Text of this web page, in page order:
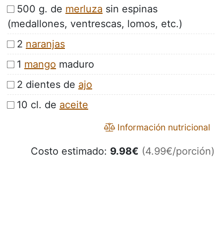
500 g. de merluza sin espinas
(medallones, ventrescas, lomos, etc.)
2 naranjas
1 mango maduro
2 dientes de ajo
10 cl. de aceite
Información nutricional
Costo estimado: 9.98€ (4.99€/porción)